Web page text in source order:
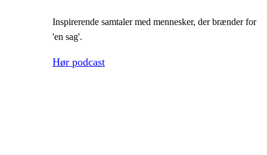
Inspirerende samtaler med mennesker, der brænder for
'en sag'.
Hør podcast